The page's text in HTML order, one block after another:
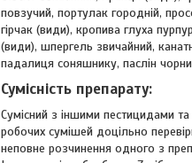
повзучий, портулак городній,
гірчак (види), кропива глуха
(види), шпергель звичайний,
падалиця соняшнику, паслін
Сумісність препарату:
Сумісний з іншими пестицидами
робочих сумішей доцільно
неповне розчинення одного з